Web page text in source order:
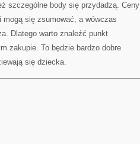
szczególne body się przydadzą. Ceny
się zsumować, a wówczas
Dlatego warto znaleźć punkt
zakupie. To będzie bardzo dobre
się dziecka.